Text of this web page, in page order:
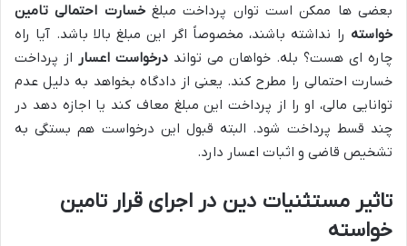
بعضی ها ممکن است توان پرداخت مبلغخسارت احتمالی تامین
خواسته را نداشته باشند، مخصوصاً اگر این مبلغ بالا باشد. آیا راه
چاره ای هست؟ بله. خواهان می تواند درخواست اعسار از پرداخت
خسارت احتمالی را مطرح کند. یعنی از دادگاه بخواهد به دلیل عدم
توانایی مالی، او را از پرداخت این مبلغ معاف کند یا اجازه دهد در
چند قسط پرداخت شود. البته قبول این درخواست هم بستگی به
تشخیص قاضی و اثبات اعسار دارد.
تاثیر مستثنیات دین در اجرای قرار تامین
خواسته